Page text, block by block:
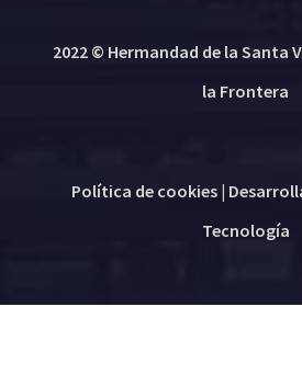
2022 © Hermandad de la Santa
la Frontera
Política de cookies|
Tecnología